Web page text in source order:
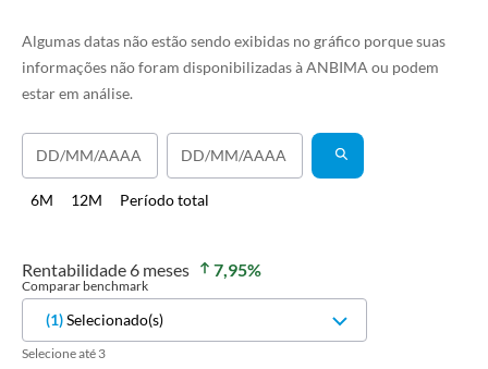
Algumas datas não estão sendo exibidas no gráfico porque suas
informações não foram disponibilizadas à ANBIMA ou podem
estar em análise.
6M 12M Período total
Rentabilidade 6 meses 7,95%
Comparar benchmark
(1)Selecionado(s)
Selecione até 3